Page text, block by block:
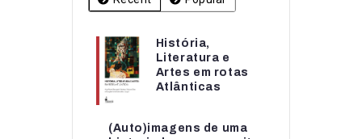
História,
Literatura e
Artes em rotas
Atlânticas
(Auto)imagens de uma
História,
Literatura e
Artes em rotas...
(Auto)imagens de uma